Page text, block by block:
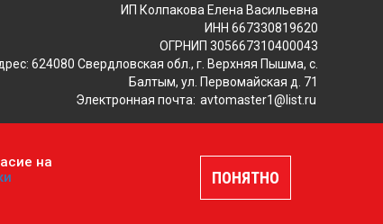
ИП Колпакова Елена Васильевна
ИНН 667330819620
ОГРНИП 305667310400043
624080 Свердловская обл., г. Верхняя Пышма, с.
Балтым, ул. Первомайская д. 71
Электронная почта: avtomaster1@list.ru
публичной офертой, определяемой положениями
на
ПОНЯТНО